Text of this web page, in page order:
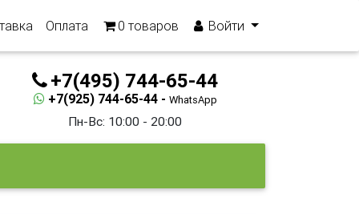
Оплата 0 товаров Войти
+7(495) 744-65-44
+7(925) 744-65-44 - WhatsApp
Пн-Вс: 10:00 - 20:00